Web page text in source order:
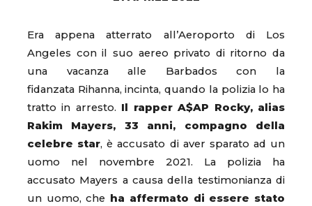
Era appena atterrato all’Aeroporto di Los
Angeles con il suo aereo privato di ritorno da
una vacanza alle Barbados con la
fidanzata Rihanna, incinta, quando la polizia lo ha
tratto in arresto. Il rapper A$AP Rocky, alias
Rakim Mayers, 33 anni, compagno della
celebre star, è accusato di aver sparato ad un
uomo nel novembre 2021. La polizia ha
accusato Mayers a causa della testimonianza di
un uomo, che
ha affermato di essere stato